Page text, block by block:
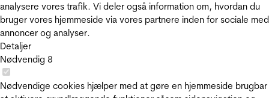
analysere vores trafik. Vi deler også information om, hvordan du
bruger vores hjemmeside via vores partnere inden for sociale
annoncer og analyser.
Detaljer
Nødvendig 8
Nødvendige cookies hjælper med at gøre en hjemmeside